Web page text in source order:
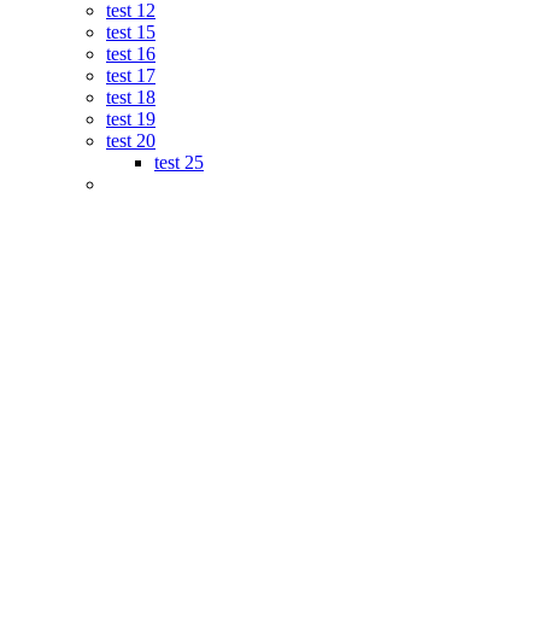
test 12
test 15
test 16
test 17
test 18
test 19
test 20
test 25